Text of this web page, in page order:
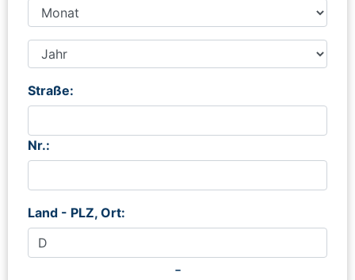
Straße:
Nr.:
Land - PLZ, Ort:
-